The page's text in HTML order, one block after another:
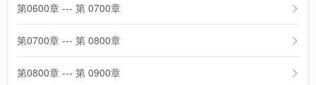
第0600章 --- 第 0700章
第0700章 --- 第 0800章
第0800章 --- 第 0900章